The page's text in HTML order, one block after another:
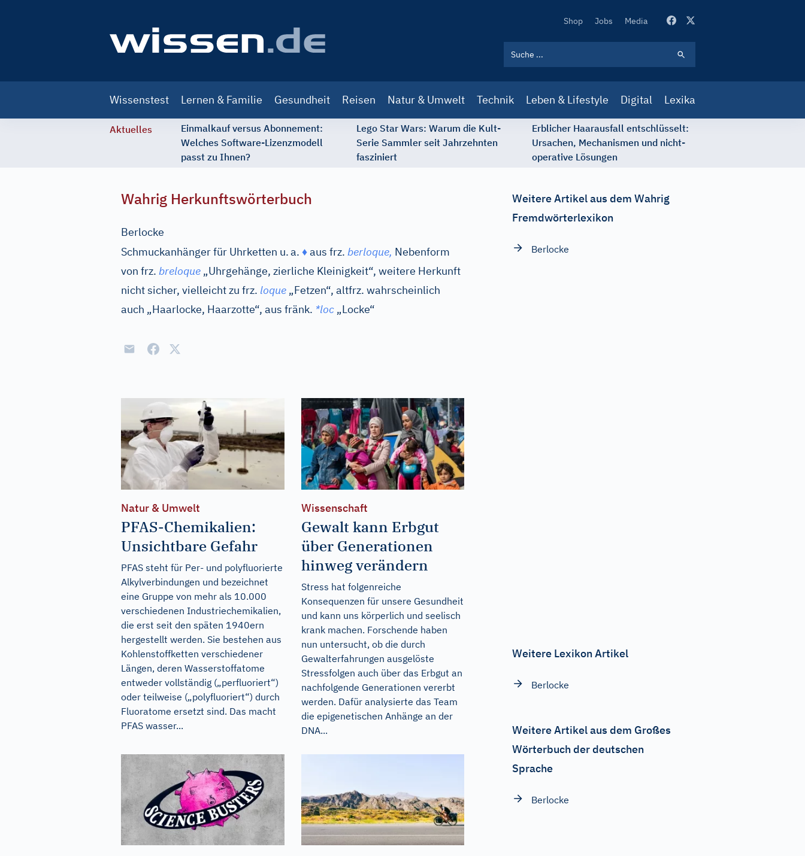
Secondary
Shop Jobs Media
navigation
Wissenstest Lernen & Familie Gesundheit Reisen Natur & Umwelt Technik Leben & Lifestyle Digital Lexika
Aktuelles
Einmalkauf versus Abonnement:
Welches Software-Lizenzmodell
passt zu Ihnen?
Lego Star Wars: Warum die Kult-
Serie Sammler seit Jahrzehnten
fasziniert
Erblicher Haarausfall entschlüsselt:
Ursachen, Mechanismen und nicht-
operative Lösungen
Wahrig Herkunftswörterbuch
Berlocke
Schmuckanhänger für Uhrketten u.a. ♦aus frz. berloque, Nebenform
von frz. breloque „Uhrgehänge, zierliche Kleinigkeit“, weitere Herkunft
nicht sicher, vielleicht zu frz. loque „Fetzen“, altfrz. wahrscheinlich
auch „Haarlocke, Haarzotte“, aus fränk. *loc „Locke“
Natur & Umwelt
PFAS-Chemikalien:
Unsichtbare Gefahr
PFAS steht für Per- und polyfluorierte
Alkylverbindungen und bezeichnet
eine Gruppe von mehr als 10.000
verschiedenen Industriechemikalien,
die erst seit den späten 1940ern
hergestellt werden. Sie bestehen aus
Kohlenstoffketten verschiedener
Längen, deren Wasserstoffatome
entweder vollständig („perfluoriert“)
oder teilweise („polyfluoriert“) durch
Fluoratome ersetzt sind. Das macht
PFAS wasser...
Wissenschaft
Gewalt kann Erbgut
über Generationen
hinweg verändern
Stress hat folgenreiche
Konsequenzen für unsere Gesundheit
und kann uns körperlich und seelisch
krank machen. Forschende haben
nun untersucht, ob die durch
Gewalterfahrungen ausgelöste
Stressfolgen auch über das Erbgut an
nachfolgende Generationen vererbt
werden. Dafür analysierte das Team
die epigenetischen Anhänge an der
DNA...
Weitere Artikel aus dem Wahrig
Fremdwörterlexikon
Berlocke
Weitere Lexikon Artikel
Berlocke
Weitere Artikel aus dem Großes
Wörterbuch der deutschen
Sprache
Berlocke